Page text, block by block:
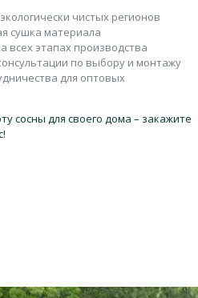
чистых регионов
сушка материала
всех этапах производства
по выбору и монтажу
для оптовых
сосны для своего дома – закажите